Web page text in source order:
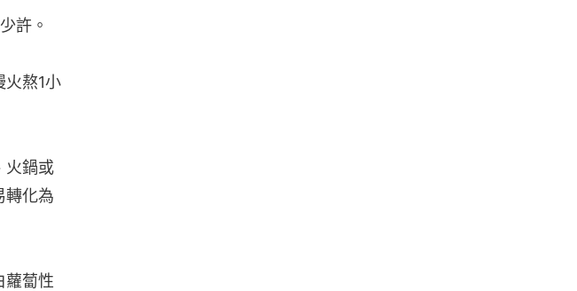
許。
火熬1小
火鍋或
轉化為
蘿蔔性